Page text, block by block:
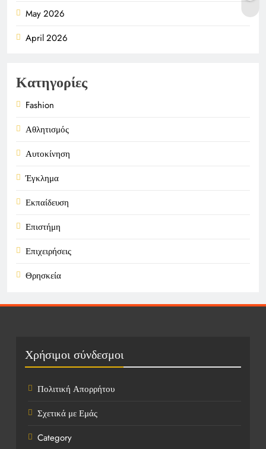
May 2026
April 2026
Κατηγορίες
Fashion
Αθλητισμός
Αυτοκίνηση
Έγκλημα
Εκπαίδευση
Επιστήμη
Επιχειρήσεις
Θρησκεία
Πολιτική
Τοποθεσίες
Χρήσιμοι σύνδεσμοι
Πολιτική Απορρήτου
Σχετικά με Εμάς
Category